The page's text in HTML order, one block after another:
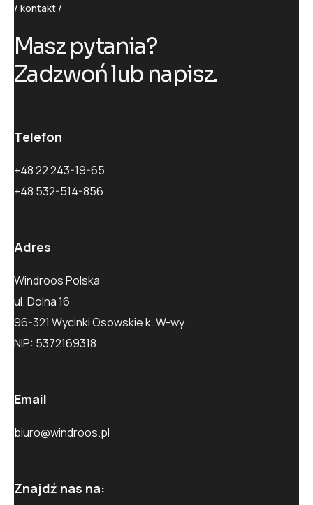
kontakt
Masz pytania?
Zadzwońlub napisz.
Telefon
+48 22 243-19-65
+48 532-514-856
Adres
Windroos Polska
ul. Dolna 16
96-321 Wycinki Osowskie k. W-wy
NIP: 5372169318
Email
biuro@windroos.pl
Znajdź nas na: